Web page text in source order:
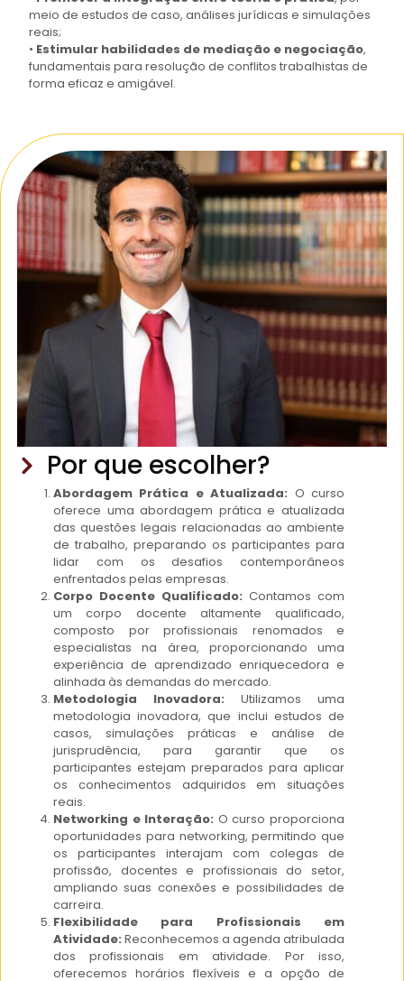
meio de estudos de caso, análises jurídicas e simulações
reais;
• Estimular habilidades de mediação e negociação,
fundamentais para resolução de conflitos trabalhistas de
forma eficaz e amigável.
Por que escolher?
Abordagem Prática e Atualizada: O curso
oferece uma abordagem prática e atualizada
das questões legais relacionadas ao ambiente
de trabalho, preparando os participantes para
lidar com os desafios contemporâneos
enfrentados pelas empresas.
Corpo Docente Qualificado: Contamos com
um corpo docente altamente qualificado,
composto por profissionais renomados e
especialistas na área, proporcionando uma
experiência de aprendizado enriquecedora e
alinhada às demandas do mercado.
Metodologia Inovadora: Utilizamos uma
metodologia inovadora, que inclui estudos de
casos, simulações práticas e análise de
jurisprudência, para garantir que os
participantes estejam preparados para aplicar
os conhecimentos adquiridos em situações
reais.
Networking e Interação: O curso proporciona
oportunidades para networking, permitindo que
os participantes interajam com colegas de
profissão, docentes e profissionais do setor,
ampliando suas conexões e possibilidades de
carreira.
Flexibilidade para Profissionais em
Atividade: Reconhecemos a agenda atribulada
dos profissionais em atividade. Por isso,
oferecemos horários flexíveis e a opção de